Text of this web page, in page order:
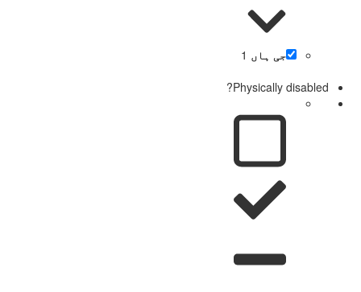
جی ہاں 1
Physically disabled?